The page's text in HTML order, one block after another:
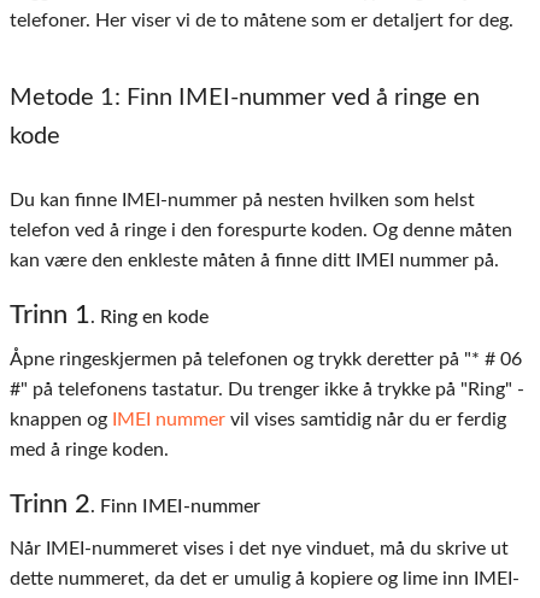
telefoner. Her viser vi de to måtene som er detaljert for deg.
Metode 1: Finn IMEI-nummer ved å ringe en
kode
Du kan finne IMEI-nummer på nesten hvilken som helst
telefon ved å ringe i den forespurte koden. Og denne måten
kan være den enkleste måten å finne ditt IMEI nummer på.
Trinn 1. Ring en kode
Åpne ringeskjermen på telefonen og trykk deretter på "* # 06
#" på telefonens tastatur. Du trenger ikke å trykke på "Ring" -
knappen og
IMEI nummer vil vises samtidig når du er ferdig
med å ringe koden.
Trinn 2. Finn IMEI-nummer
Når IMEI-nummeret vises i det nye vinduet, må du skrive ut
dette nummeret, da det er umulig å kopiere og lime inn IMEI-